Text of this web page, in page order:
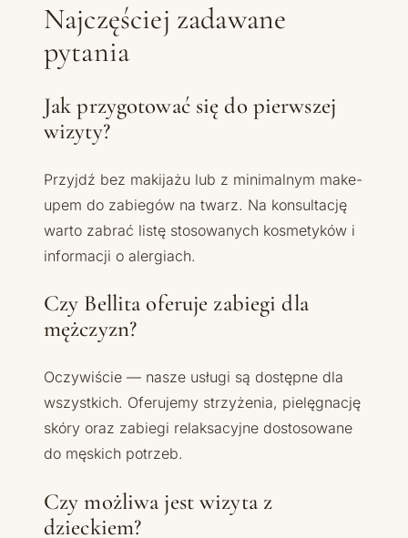
Najczęściej zadawane
pytania
Jak przygotować się do pierwszej
wizyty?
Przyjdź bez makijażu lub z minimalnym make-
upem do zabiegów na twarz. Na konsultację
warto zabrać listę stosowanych kosmetyków i
informacji o alergiach.
Czy Bellita oferuje zabiegi dla
mężczyzn?
Oczywiście — nasze usługi są dostępne dla
wszystkich. Oferujemy strzyżenia, pielęgnację
skóry oraz zabiegi relaksacyjne dostosowane
do męskich potrzeb.
Czy możliwa jest wizyta z
dzieckiem?